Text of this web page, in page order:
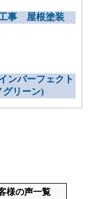
事 屋根塗装
ンパーフェクト
グリーン)
様の声一覧